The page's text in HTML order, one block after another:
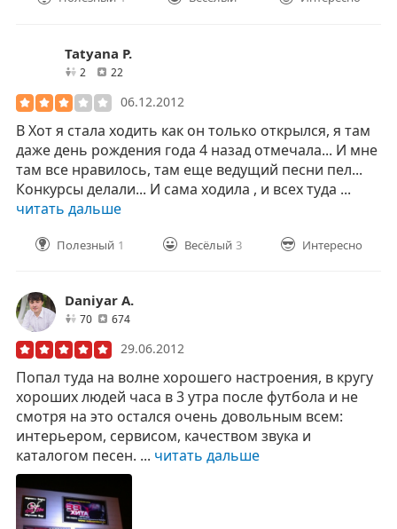
Tatyana P.
2 друзей
22
06.12.2012
В Хот я стала ходить как он только открылся, я там
даже день рождения года 4 назад отмечала... И мне
там все нравилось, там еще ведущий песни пел...
Конкурсы делали... И сама ходила , и всех туда ...
читать дальше
Полезный 1 Весёлый 3 Интересно
Daniyar A.
70друзей
674отзывов
29.06.2012
Попал туда на волне хорошего настроения, в кругу
хороших людей часа в 3 утра после футбола и не
смотря на это остался очень довольным всем:
интерьером, сервисом, качеством звука и
каталогом песен. ... читать дальше